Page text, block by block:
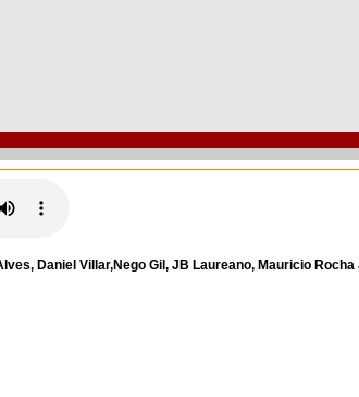
Daniel Villar,Nego Gil, JB Laureano, Mauricio